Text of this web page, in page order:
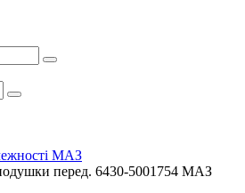
МАЗ
перед. 6430-5001754 МАЗ